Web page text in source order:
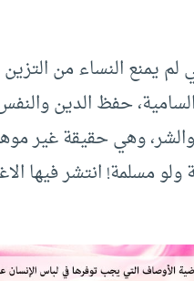
لم يمنع النساء من
حفظ الدين
وهي حقيقة غير
مسلمة! انتشر فيها